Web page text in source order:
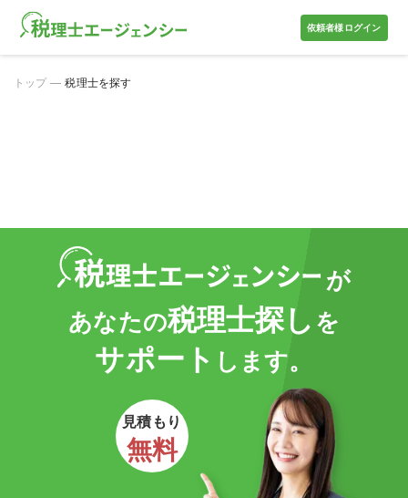
依頼者様ログイン
トップ 税理士を探す
が
あなたの税理士探し を
サポート します。
見積もり
無料